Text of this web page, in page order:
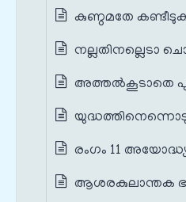
കുണ്ഠമതേ
നല്ലതിനല്ലെടാ
അത്തല്‍കൂടാതെ
യുദ്ധത്തിനെന്നൊടു
രംഗം 11
ആശരകുലാന്തക